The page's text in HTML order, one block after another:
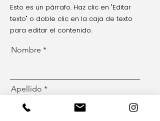
Esto es un párrafo. Haz clic en "Editar
texto" o doble clic en la caja de texto
para editar el contenido.
Nombre
Apellido